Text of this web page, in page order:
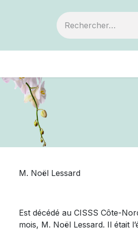
M. Noël Lessard
Est décédé au CISSS Côte-
mois, M. Noël Lessard. Il était